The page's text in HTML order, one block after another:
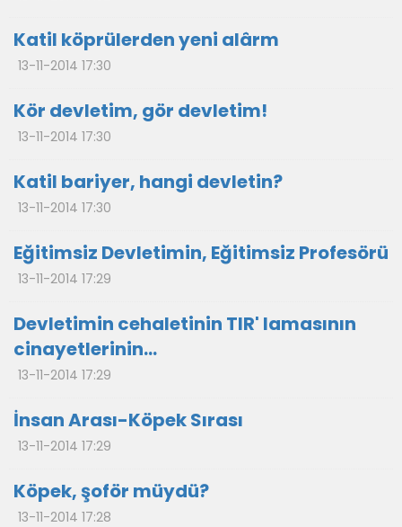
Katil köprülerden yeni alârm
13-11-2014 17:30
Kör devletim, gör devletim!
13-11-2014 17:30
Katil bariyer, hangi devletin?
13-11-2014 17:30
Eğitimsiz Devletimin, Eğitimsiz Profesörü
13-11-2014 17:29
Devletimin cehaletinin TIR' lamasının
cinayetlerinin…
13-11-2014 17:29
İnsan Arası-Köpek Sırası
13-11-2014 17:29
Köpek, şoför müydü?
13-11-2014 17:28